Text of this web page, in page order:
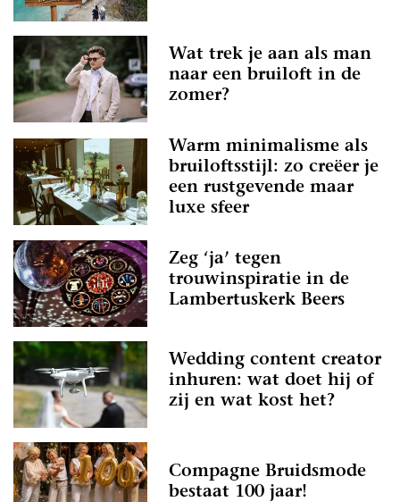
Wat trek je aan als man
naar een bruiloft in de
zomer?
Warm minimalisme als
bruiloftsstijl: zo creëer je
een rustgevende maar
luxe sfeer
Zeg ‘ja’ tegen
trouwinspiratie in de
Lambertuskerk Beers
Wedding content creator
inhuren: wat doet hij of
zij en wat kost het?
Compagne Bruidsmode
bestaat 100 jaar!